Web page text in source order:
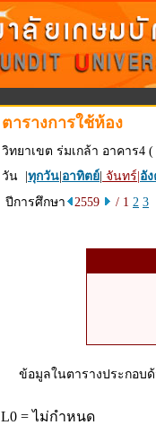
ตารางการใช้ห้อง
วิทยาเขต ร่มเกล้า อาคาร4 (
วัน | ทุกวัน อาทิตย์ จันทร์ อั
ปีการศึกษา
2559 / 1 2 3
ข้อมูลในตารางประกอบ
L0 = ไม่กำหนด